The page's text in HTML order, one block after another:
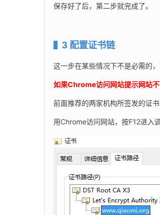
保存好了后，第二步就完成了。
3 配置证书链
这一步在某些情况下不是必需的，
如果Chrome访问网站提示网站不
前面推荐的两家机构所签发的证
用Chrome访问网站，按F12进入